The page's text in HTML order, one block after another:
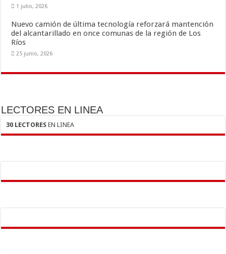
1 julio, 2026
Nuevo camión de última tecnología reforzará mantención
del alcantarillado en once comunas de la región de Los
Ríos
25 junio, 2026
LECTORES EN LINEA
30 LECTORES EN LINEA